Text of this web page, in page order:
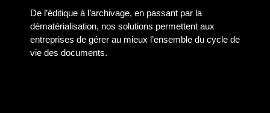
De l’éditique à l’archivage, en passant par la
dématérialisation, nos solutions permettent aux
entreprises de gérer au mieux l’ensemble du cycle de
vie des documents.